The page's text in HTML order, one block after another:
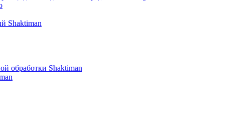
Shaktiman
обработки Shaktiman